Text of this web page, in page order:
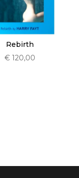
Rebirth
€120,00